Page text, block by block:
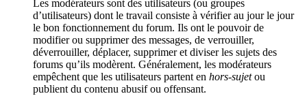
Les modérateurs sont des utilisateurs (ou groupes
d’utilisateurs) dont le travail consiste à vérifier au jour le jour
le bon fonctionnement du forum. Ils ont le pouvoir de
modifier ou supprimer des messages, de verrouiller,
déverrouiller, déplacer, supprimer et diviser les sujets des
forums qu’ils modèrent. Généralement, les modérateurs
empêchent que les utilisateurs partent en hors-sujetou
publient du contenu abusif ou offensant.